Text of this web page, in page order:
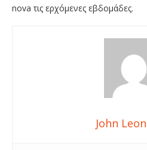
nova τις ερχόμενες εβδομάδες.
John